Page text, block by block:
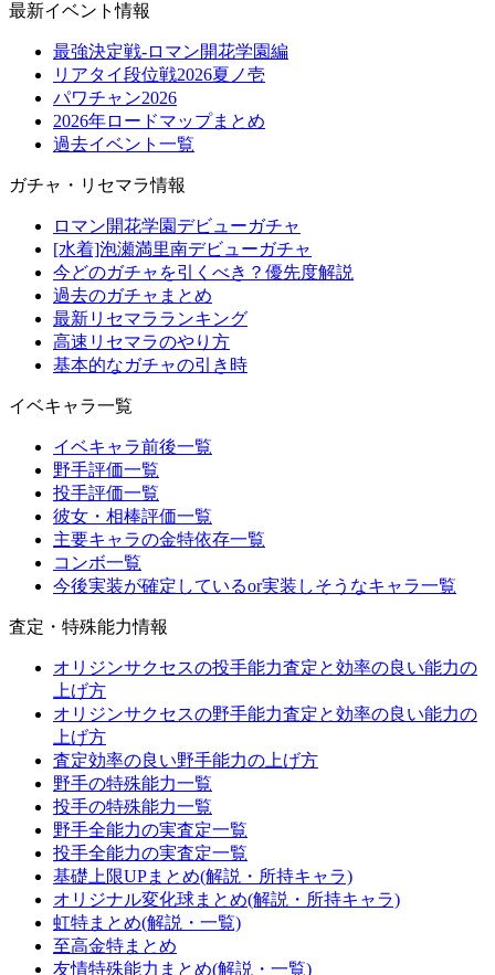
最新イベント情報
最強決定戦-ロマン開花学園編
リアタイ段位戦2026夏ノ壱
パワチャン2026
2026年ロードマップまとめ
過去イベント一覧
ガチャ・リセマラ情報
ロマン開花学園デビューガチャ
[水着]泡瀬満里南デビューガチャ
今どのガチャを引くべき？優先度解説
過去のガチャまとめ
最新リセマラランキング
高速リセマラのやり方
基本的なガチャの引き時
イベキャラ一覧
イベキャラ前後一覧
野手評価一覧
投手評価一覧
彼女・相棒評価一覧
主要キャラの金特依存一覧
コンボ一覧
今後実装が確定しているor実装しそうなキャラ一覧
査定・特殊能力情報
オリジンサクセスの投手能力査定と効率の良い能力の
上げ方
オリジンサクセスの野手能力査定と効率の良い能力の
上げ方
査定効率の良い野手能力の上げ方
野手の特殊能力一覧
投手の特殊能力一覧
野手全能力の実査定一覧
投手全能力の実査定一覧
基礎上限UPまとめ(解説・所持キャラ)
オリジナル変化球まとめ(解説・所持キャラ)
虹特まとめ(解説・一覧)
至高金特まとめ
友情特殊能力まとめ(解説・一覧)